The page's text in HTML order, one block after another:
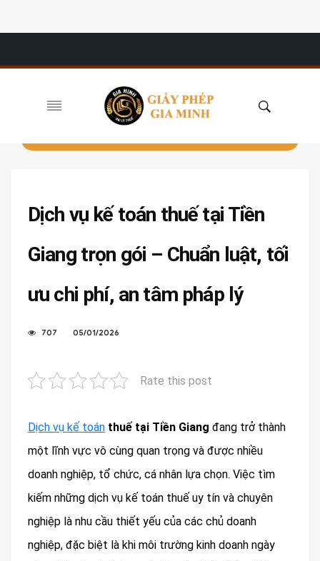
Dịch vụ kế toán thuế tại Tiền
Giang trọn gói – Chuẩn luật, tối
ưu chi phí, an tâm pháp lý
707 05/01/2026
Rate this post
Dịch vụ kế toán thuế tại Tiền Giang đang trở thành
một lĩnh vực vô cùng quan trọng và được nhiều
doanh nghiệp, tổ chức, cá nhân lựa chọn. Việc tìm
kiếm những dịch vụ kế toán thuế uy tín và chuyên
nghiệp là nhu cầu thiết yếu của các chủ doanh
nghiệp, đặc biệt là khi môi trường kinh doanh ngày